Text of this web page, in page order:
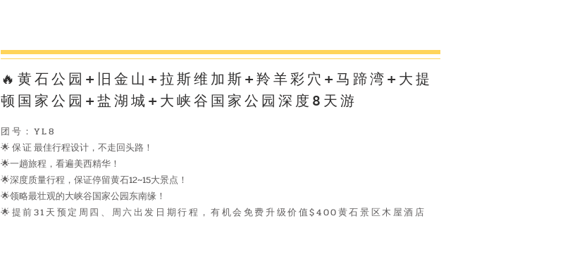
🔥黄石公园+旧金山+拉斯维加斯+羚羊彩穴+马蹄湾+大提
顿国家公园+盐湖城+大峡谷国家公园深度8天游
团号：YL8
🌟保证最佳行程设计，不走回头路！
🌟一趟旅程，看遍美西精华！
🌟深度质量行程，保证停留黄石12~15大景点！
🌟领略最壮观的大峡谷国家公园东南缘！
🌟提前31天预定周四、周六出发日期行程，有机会免费升级价值$400黄石景区木屋酒店